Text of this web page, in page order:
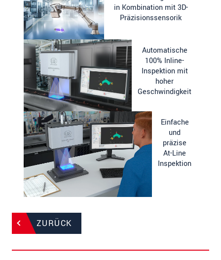
in Kombination mit 3D-
Präzisionssensorik
Automatische
100% Inline-
Inspektion mit
hoher
Geschwindigkeit
Einfache
und
präzise
At-Line
Inspektion
ZURÜCK